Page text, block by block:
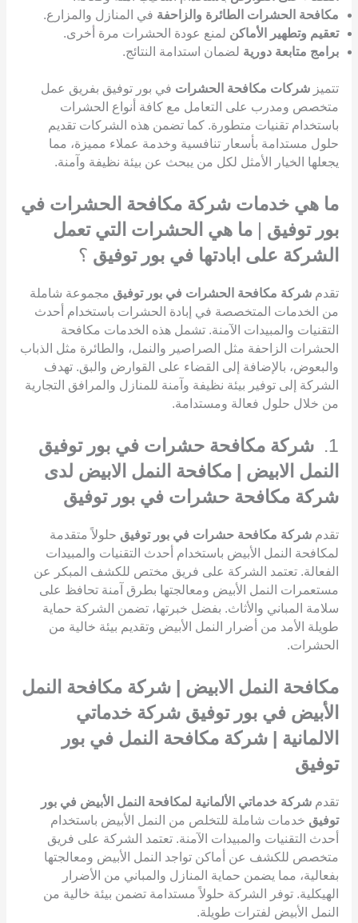
مكافحة الحشرات الطائرة والزاحفة في المنازل والمزارع.
تعقيم وتطهير الأماكن لمنع عودة الحشرات مرة أخرى.
برامج متابعة دورية لضمان استدامة النتائج.
تتميز شركات مكافحة الحشرات في بور توفيق بفريق عمل
متخصص ومدرب على التعامل مع كافة أنواع الحشرات
باستخدام تقنيات متطورة. كما تضمن هذه الشركات تقديم
حلول مستدامة بأسعار تنافسية وخدمة عملاء مميزة، مما
يجعلها الخيار الأمثل لكل من يبحث عن بيئة نظيفة وآمنة.
ما هي خدمات شركة مكافحة الحشرات في
بور توفيق | ما هي الحشرات التي تعمل
الشركة على ابادتها في بور توفيق ؟
تقدم شركة مكافحة الحشرات في بور توفيق مجموعة شاملة
من الخدمات المتخصصة في إبادة الحشرات باستخدام أحدث
التقنيات والمبيدات الآمنة. تشمل هذه الخدمات مكافحة
الحشرات الزاحفة مثل الصراصير والنمل، والطائرة مثل الذباب
والبعوض، بالإضافة إلى القضاء على القوارض والبق. تهدف
الشركة إلى توفير بيئة نظيفة وآمنة للمنازل والمرافق التجارية
من خلال حلول فعالة ومستدامة.
1.
شركة مكافحة حشرات في بور توفيق
النمل الابيض | مكافحة النمل الابيض لدى
شركة مكافحة حشرات في بور توفيق
تقدم شركة مكافحة حشرات في بور توفيق حلولاً متقدمة
لمكافحة النمل الأبيض باستخدام أحدث التقنيات والمبيدات
الفعالة. تعتمد الشركة على فريق مختص للكشف المبكر عن
مستعمرات النمل الأبيض ومعالجتها بطرق آمنة تحافظ على
سلامة المباني والأثاث. بفضل خبرتها، تضمن الشركة حماية
طويلة الأمد من أضرار النمل الأبيض وتقديم بيئة خالية من
الحشرات.
مكافحة النمل الابيض | شركة مكافحة النمل
الأبيض في بور توفيق شركة خدماتي
الالمانية | شركة مكافحة النمل في بور
توفيق
تقدم شركة خدماتي الألمانية لمكافحة النمل الأبيض في بور
توفيق خدمات شاملة للتخلص من النمل الأبيض باستخدام
أحدث التقنيات والمبيدات الآمنة. تعتمد الشركة على فريق
متخصص للكشف عن أماكن تواجد النمل الأبيض ومعالجتها
بفعالية، مما يضمن حماية المنازل والمباني من الأضرار
الهيكلية. توفر الشركة حلولاً مستدامة تضمن بيئة خالية من
النمل الأبيض لفترات طويلة.